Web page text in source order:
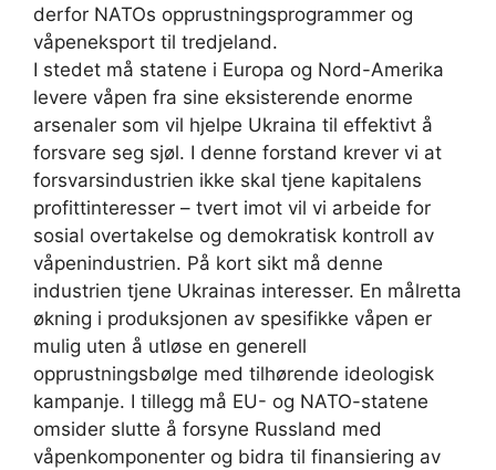
derfor NATOs opprustningsprogrammer og
våpeneksport til tredjeland.
I stedet må statene i Europa og Nord-Amerika
levere våpen fra sine eksisterende enorme
arsenaler som vil hjelpe Ukraina til effektivt å
forsvare seg sjøl. I denne forstand krever vi at
forsvarsindustrien ikke skal tjene kapitalens
profittinteresser – tvert imot vil vi arbeide for
sosial overtakelse og demokratisk kontroll av
våpenindustrien. På kort sikt må denne
industrien tjene Ukrainas interesser. En målretta
økning i produksjonen av spesifikke våpen er
mulig uten å utløse en generell
opprustningsbølge med tilhørende ideologisk
kampanje. I tillegg må EU- og NATO-statene
omsider slutte å forsyne Russland med
våpenkomponenter og bidra til finansiering av